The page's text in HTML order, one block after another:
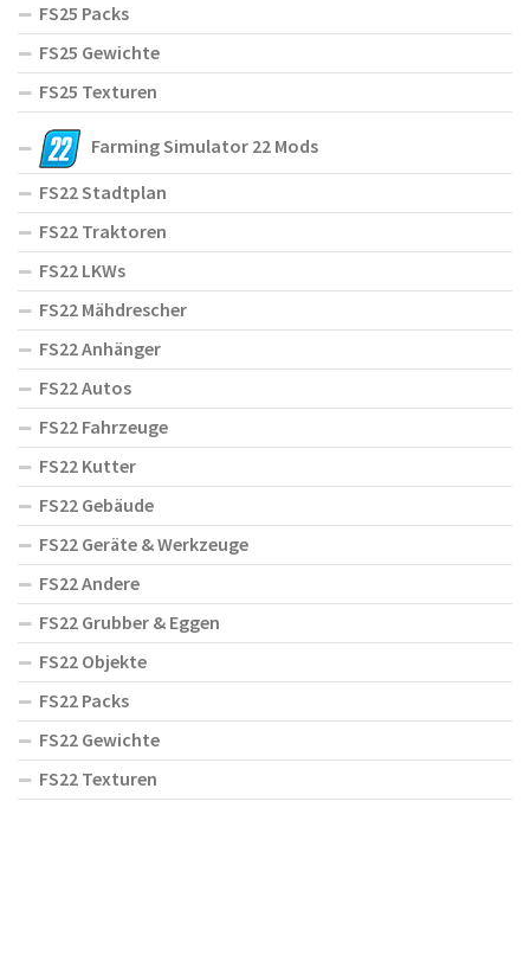
FS25 Packs
FS25 Gewichte
FS25 Texturen
Farming Simulator 22 Mods
FS22 Stadtplan
FS22 Traktoren
FS22 LKWs
FS22 Mähdrescher
FS22 Anhänger
FS22 Autos
FS22 Fahrzeuge
FS22 Kutter
FS22 Gebäude
FS22 Geräte & Werkzeuge
FS22 Andere
FS22 Grubber & Eggen
FS22 Objekte
FS22 Packs
FS22 Gewichte
FS22 Texturen